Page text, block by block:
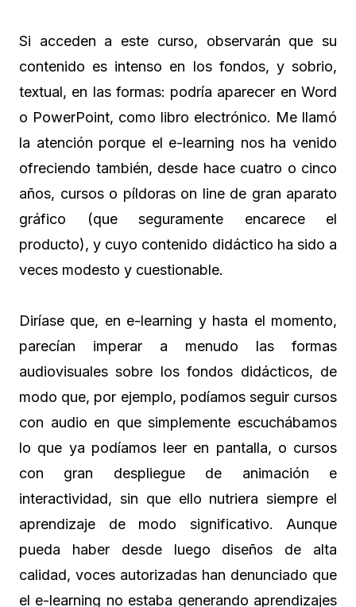
Si acceden a este curso, observarán que su
contenido es intenso en los fondos, y sobrio,
textual, en las formas: podría aparecer en Word
o PowerPoint, como libro electrónico. Me llamó
la atención porque el e-learning nos ha venido
ofreciendo también, desde hace cuatro o cinco
años, cursos o píldoras on line de gran aparato
gráfico (que seguramente encarece el
producto), y cuyo contenido didáctico ha sido a
veces modesto y cuestionable.
Diríase que, en e-learning y hasta el momento,
parecían imperar a menudo las formas
audiovisuales sobre los fondos didácticos, de
modo que, por ejemplo, podíamos seguir cursos
con audio en que simplemente escuchábamos
lo que ya podíamos leer en pantalla, o cursos
con gran despliegue de animación e
interactividad, sin que ello nutriera siempre el
aprendizaje de modo significativo. Aunque
pueda haber desde luego diseños de alta
calidad, voces autorizadas han denunciado que
el e-learning no estaba generando aprendizajes